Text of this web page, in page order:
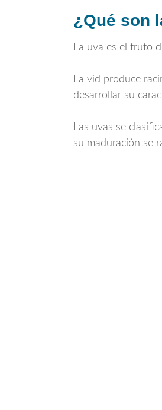
¿Qué son
La uva es el fruto
La vid produce
desarrollar su
Las uvas se
su maduración se